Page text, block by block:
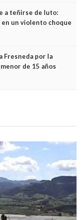
a teñirse de luto:
en un violento choque
Fresneda por la
de 15 años